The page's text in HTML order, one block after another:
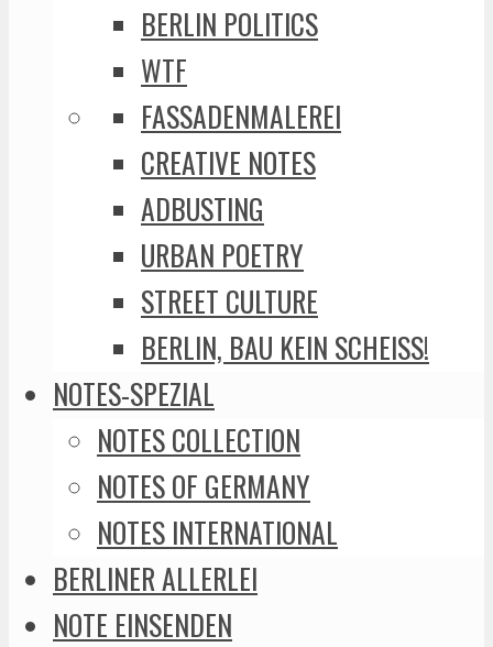
BERLIN POLITICS
WTF
FASSADENMALEREI
CREATIVE NOTES
ADBUSTING
URBAN POETRY
STREET CULTURE
BERLIN, BAU KEIN SCHEISS!
NOTES-SPEZIAL
NOTES COLLECTION
NOTES OF GERMANY
NOTES INTERNATIONAL
BERLINER ALLERLEI
NOTE EINSENDEN